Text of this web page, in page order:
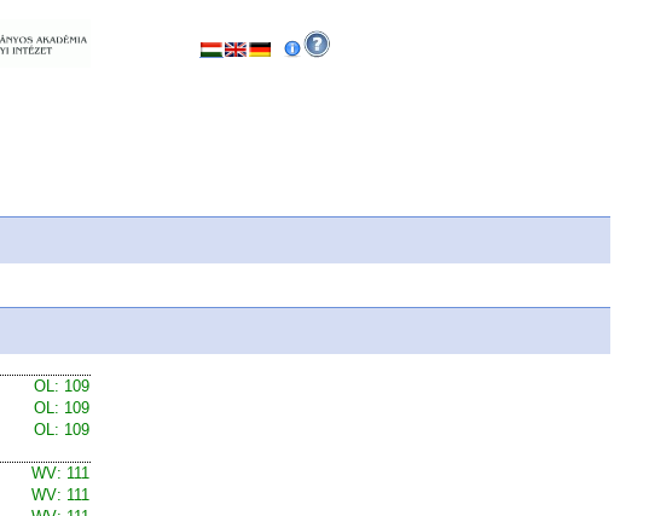
OL: 109
OL: 109
OL: 109
WV: 111
WV: 111